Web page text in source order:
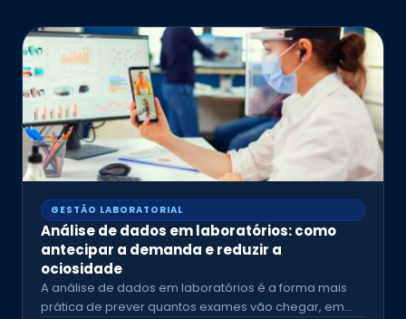
GESTÃO LABORATORIAL
Análise de dados em laboratórios: como
antecipar a demanda e reduzir a
ociosidade
A análise de dados em laboratórios é a forma mais
prática de prever quantos exames vão chegar, em…